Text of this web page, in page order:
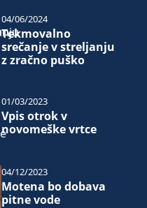
Tekmovalno
srečanje v streljanju
z zračno puško
04/06/2024
Vpis otrok v
novomeške vrtce
01/03/2023
Motena bo dobava
pitne vode
04/12/2023